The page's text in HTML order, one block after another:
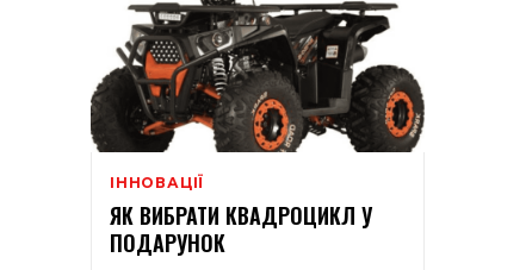
ІННОВАЦІЇ
ЯК ВИБРАТИ КВАДРОЦИКЛ У
ПОДАРУНОК